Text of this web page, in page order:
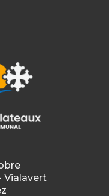
Vialavert